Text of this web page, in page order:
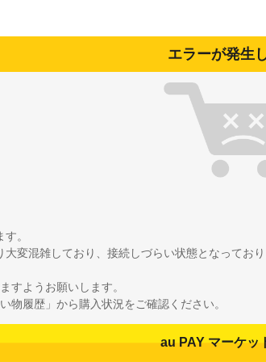
エラーが発生
。
変混雑しており、接続しづらい状態となっており
すようお願いします。
物履歴」から購入状況をご確認ください。
au PAY マーケッ